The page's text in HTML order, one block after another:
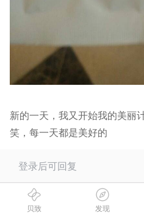
新的一天，我又开始我的美丽
笑，每一天都是美好的
登录后可回复
贝致 发现